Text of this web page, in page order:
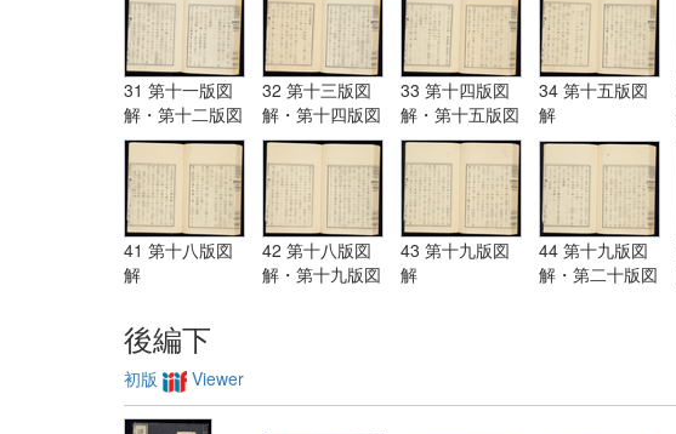
31 第十一版図
解・第十二版図
解・第十三版図
解
32 第十三版図
解・第十四版図
解
33 第十四版図
解・第十五版図
解
34 第十五版図
解
41 第十八版図
解
42 第十八版図
解・第十九版図
43 第十九版図
解
44 第十九版図
解・第二十版図
後編下
初版 Viewer